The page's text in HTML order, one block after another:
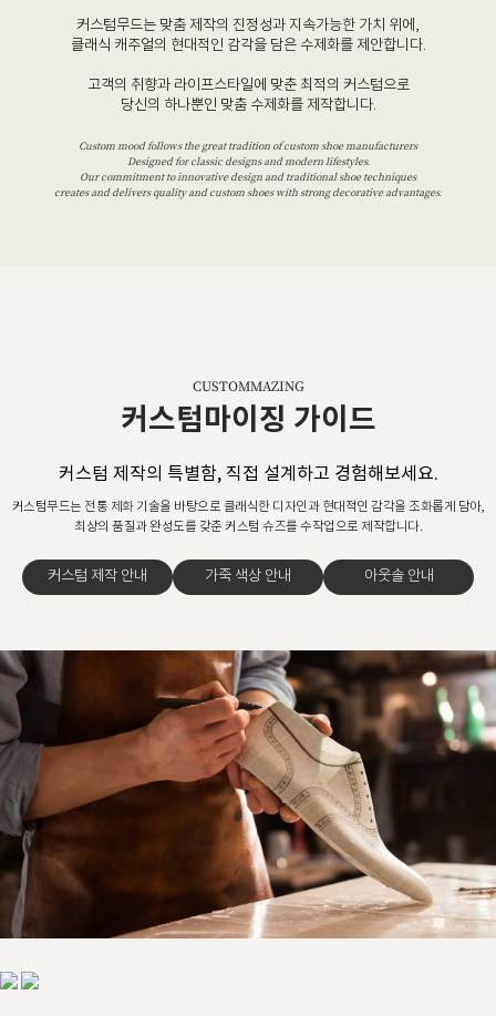
커스텀무드는 맞춤 제작의 진정성과 지속가능한 가치 위에,
클래식 캐주얼의 현대적인 감각을 담은 수제화를 제안합니다.
고객의 취향과 라이프스타일에 맞춘 최적의 커스텀으로
당신의 하나뿐인 맞춤 수제화를 제작합니다.
Custom mood follows the great tradition of custom shoe manufacturers
Designed for classic designs and modern lifestyles.
Our commitment to innovative design and traditional shoe techniques
creates and delivers quality and custom shoes with strong decorative advantages.
CUSTOMMAZING
커스텀마이징 가이드
커스텀 제작의 특별함, 직접 설계하고 경험해보세요.
커스텀무드는 전통 제화 기술을 바탕으로 클래식한 디자인과 현대적인 감각을 조화롭게 담아,
최상의 품질과 완성도를 갖춘 커스텀 슈즈를 수작업으로 제작합니다.
커스텀 제작 안내 가죽 색상 안내 아웃솔 안내